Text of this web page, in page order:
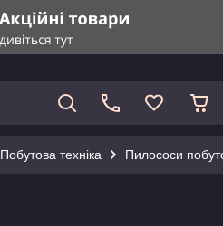
Побутова техніка Пилососи